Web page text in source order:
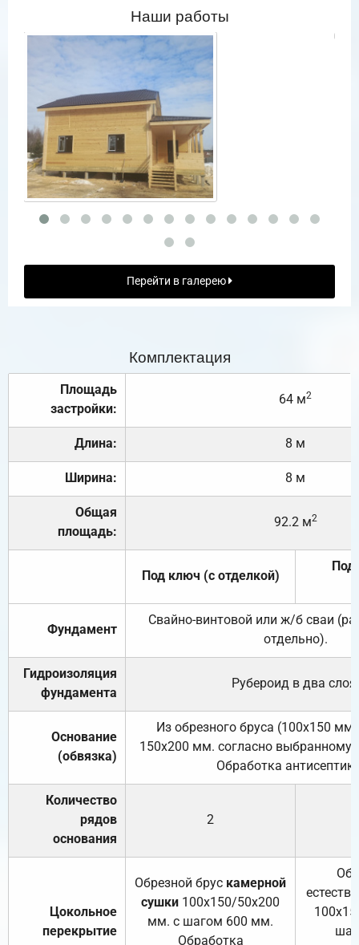
Наши работы
Перейти в галерею
Комплектация
Площадь
застройки:
64 м2
Длина: 8 м
Ширина: 8 м
Общая
площадь:
92.2 м2
Под ключ (с отделкой)
Под
Фундамент
Свайно-винтовой или ж/б сваи
отдельно).
Гидроизоляция
фундамента
Рубероид в два слоя.
Основание
(обвязка)
Из обрезного бруса (100х150
150х200 мм. согласно выбранному
Обработка
Количество
рядов
основания
2
Цокольное
перекрытие
Обрезной брус камерной
сушки 100х150/50х200
мм. с шагом 600 мм.
Обработка